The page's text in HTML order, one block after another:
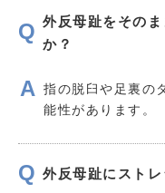
外反母趾をその
か？
指の脱臼や足裏の
能性があります。
外反母趾にスト